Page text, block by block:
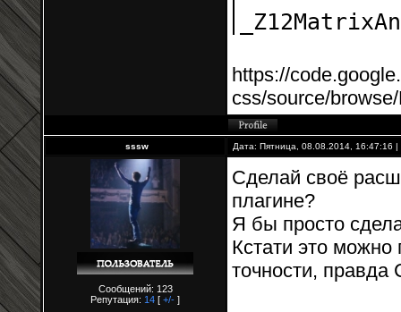
https://
css/source/
sssw Дата: Пятница, 08.08.2014, 16:47:16
Сообщений: 123
Репутация: 14 [ +/- ]
Сделай своё
плагине?
Я бы просто
Кстати это
точности, правда